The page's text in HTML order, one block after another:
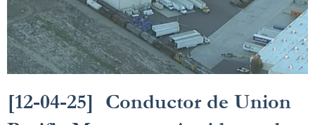
[12-04-25] Conductor de Union